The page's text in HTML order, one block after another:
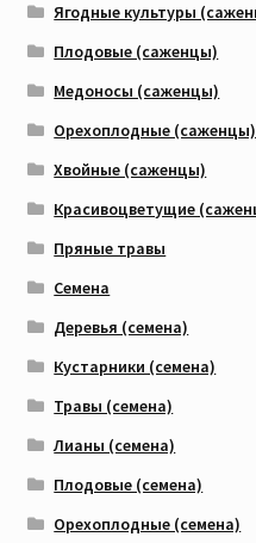
Ягодные культуры
Плодовые (саженцы)
Медоносы (саженцы)
Орехоплодные (саженцы)
Хвойные (саженцы)
Красивоцветущие
Пряные травы
Семена
Деревья (семена)
Кустарники (семена)
Травы (семена)
Лианы (семена)
Плодовые (семена)
Орехоплодные (семена)